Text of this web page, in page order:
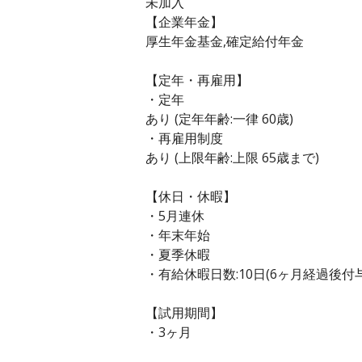
【企業年金】
厚生年金基金,確定給付年金
【定年・再雇用】
・定年
あり (定年年齢:一律 60歳)
・再雇用制度
あり (上限年齢:上限 65歳まで)
【休日・休暇】
・5月連休
・年末年始
・夏季休暇
・有給休暇日数:10日(6ヶ月経過後付
【試用期間】
・3ヶ月